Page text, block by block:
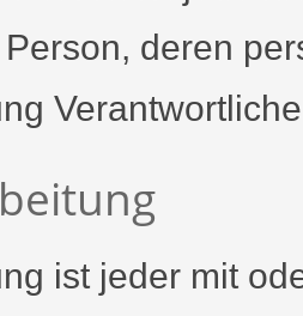
deren
ist jeder mit